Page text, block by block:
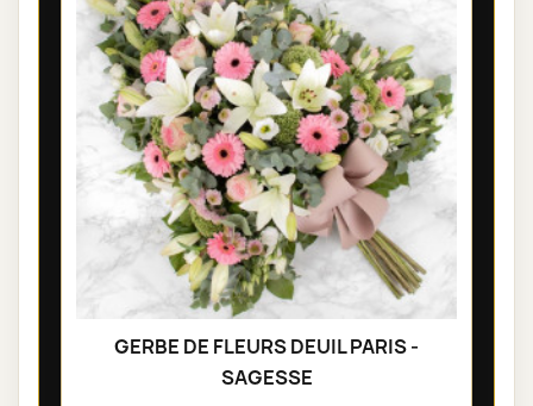
GERBE DE FLEURS DEUIL PARIS -
SAGESSE